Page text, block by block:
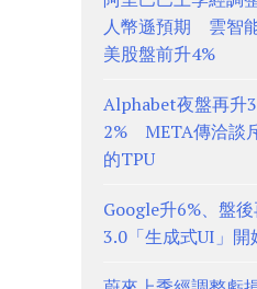
人幣遜預期 雲智
美股盤前升4%
Alphabet夜盤再升
2% META傳洽談
的TPU
Google升6%、盤
3.0「生成式UI」開